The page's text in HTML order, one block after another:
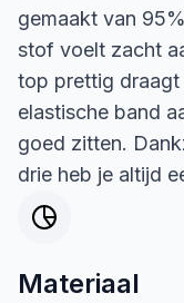
gemaakt van
stof voelt zacht
top prettig
elastische band
goed zitten.
drie heb je altijd
Materiaal